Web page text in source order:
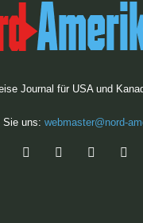
Journal für USA und
Sie uns: webmaster@nord-